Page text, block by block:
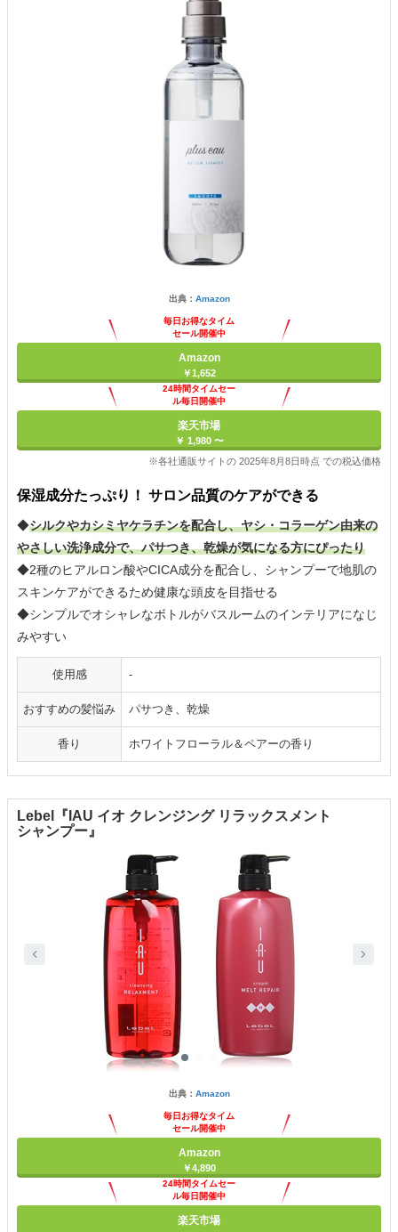
出典： Amazon
毎日お得なタイム
セール開催中
Amazon
￥1,652
24時間タイムセー
ル毎日開催中
楽天市場
￥ 1,980 〜
※各社通販サイトの 2025年8月8日時点 での税込価格
保湿成分たっぷり！ サロン品質のケアができる
◆シルクやカシミヤケラチンを配合し、ヤシ・コラーゲン由来の
やさしい洗浄成分で、パサつき、乾燥が気になる方にぴったり
◆2種のヒアルロン酸やCICA成分を配合し、シャンプーで地肌の
スキンケアができるため健康な頭皮を目指せる
◆シンプルでオシャレなボトルがバスルームのインテリアになじ
みやすい
使用感 -
おすすめの髪悩み パサつき、乾燥
香り ホワイトフローラル＆ペアーの香り
Lebel『IAU イオ クレンジング リラックスメント
シャンプー』
出典： Amazon
毎日お得なタイム
セール開催中
Amazon
￥4,890
24時間タイムセー
ル毎日開催中
楽天市場